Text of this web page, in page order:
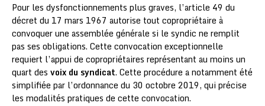
Pour les dysfonctionnements plus graves, l’article 49 du
décret du 17 mars 1967 autorise tout copropriétaire à
convoquer une assemblée générale si le syndic ne remplit
pas ses obligations. Cette convocation exceptionnelle
requiert l’appui de copropriétaires représentant au moins un
quart des voix du syndicat. Cette procédure a notamment été
simplifiée par l’ordonnance du 30 octobre 2019, qui précise
les modalités pratiques de cette convocation.